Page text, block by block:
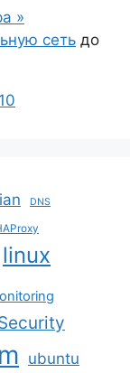
»
сеть до
DNS
linux
ubuntu